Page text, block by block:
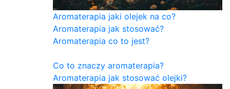
Aromaterapia jaki olejek na co?
Aromaterapia jak stosować?
Aromaterapia co to jest?
Co to znaczy aromaterapia?
Aromaterapia jak stosować olejki?